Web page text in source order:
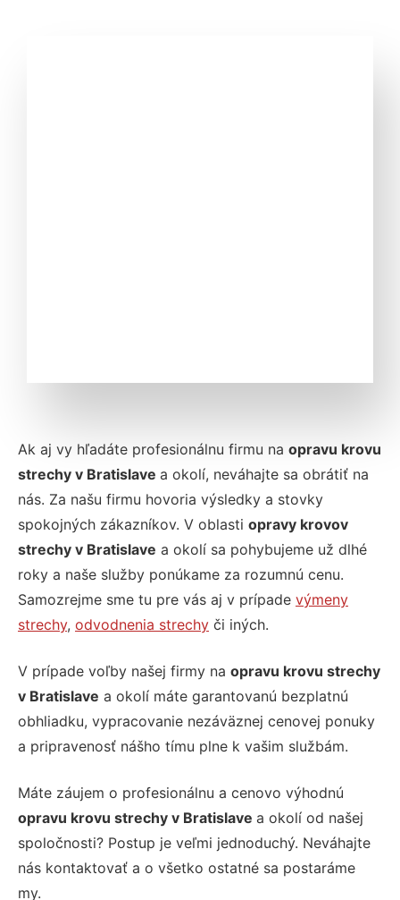
Ak aj vy hľadáte profesionálnu firmu na opravu krovu
strechy v Bratislave a okolí, neváhajte sa obrátiť na
nás. Za našu firmu hovoria výsledky a stovky
spokojných zákazníkov. V oblasti opravy krovov
strechy v Bratislave a okolí sa pohybujeme už dlhé
roky a naše služby ponúkame za rozumnú cenu.
Samozrejme sme tu pre vás aj v prípade výmeny
strechy, odvodnenia strechy či iných.
V prípade voľby našej firmy na opravu krovu strechy
v Bratislave a okolí máte garantovanú bezplatnú
obhliadku, vypracovanie nezáväznej cenovej ponuky
a pripravenosť nášho tímu plne k vašim službám.
Máte záujem o profesionálnu a cenovo výhodnú
opravu krovu strechy v Bratislave a okolí od našej
spoločnosti? Postup je veľmi jednoduchý. Neváhajte
nás kontaktovať a o všetko ostatné sa postaráme
my.